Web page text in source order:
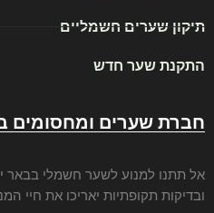
תיקון שערים חשמליים
התקנת שער חדש
חברת שערים ומחסומים
אל תתנו למנוע לשער חשמלי בבאר
ובדיקות תקופתיות יאריכו את חיי